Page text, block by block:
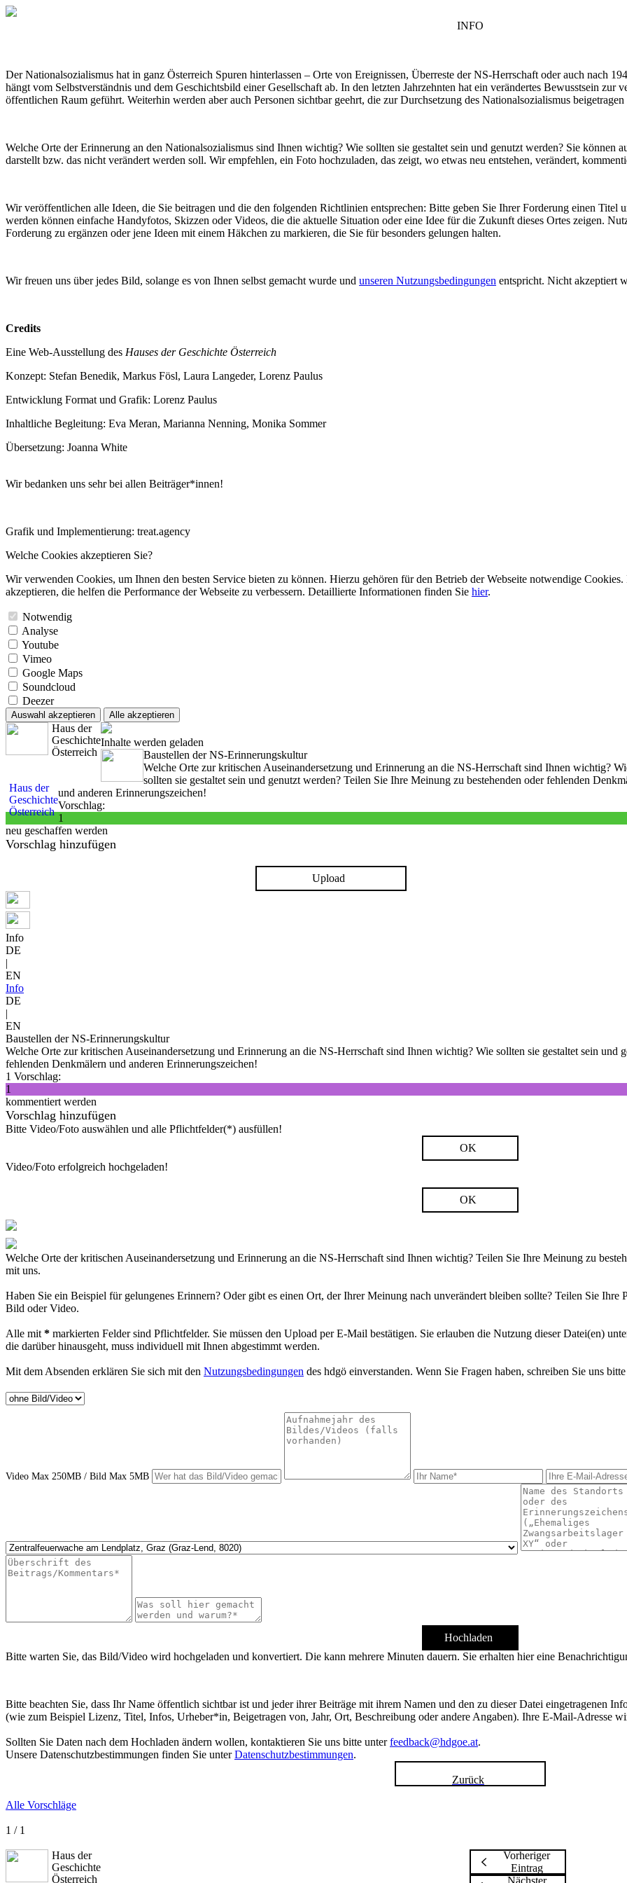
INFO
Der Nationalsozialismus hat in ganz Österreich Spuren hinterlassen – Orte von Ereignissen, Überreste der NS-Herrschaft oder auch nach
hängt vom Selbstverständnis und dem Geschichtsbild einer Gesellschaft ab. In den letzten Jahrzehnten hat ein verändertes Bewusstsein
öffentlichen Raum geführt. Weiterhin werden aber auch Personen sichtbar geehrt, die zur Durchsetzung des Nationalsozialismus
Welche Orte der Erinnerung an den Nationalsozialismus sind Ihnen wichtig? Wie sollten sie gestaltet sein und genutzt werden? Sie können
darstellt bzw. das nicht verändert werden soll. Wir empfehlen, ein Foto hochzuladen, das zeigt, wo etwas neu entstehen, verändert,
Wir veröffentlichen alle Ideen, die Sie beitragen und die den folgenden Richtlinien entsprechen: Bitte geben Sie Ihrer Forderung einen Titel
werden können einfache Handyfotos, Skizzen oder Videos, die die aktuelle Situation oder eine Idee für die Zukunft dieses Ortes zeigen.
Forderung zu ergänzen oder jene Ideen mit einem Häkchen zu markieren, die Sie für besonders gelungen halten.
Wir freuen uns über jedes Bild, solange es von Ihnen selbst gemacht wurde und unseren Nutzungsbedingungen entspricht. Nicht akzeptiert
Credits
Eine Web-Ausstellung des Hauses der Geschichte Österreich
Konzept: Stefan Benedik, Markus Fösl, Laura Langeder, Lorenz Paulus
Entwicklung Format und Grafik: Lorenz Paulus
Inhaltliche Begleitung: Eva Meran, Marianna Nenning, Monika Sommer
Übersetzung: Joanna White
Wir bedanken uns sehr bei allen Beiträger*innen!
Grafik und Implementierung: treat.agency
Welche Cookies akzeptieren Sie?
Wir verwenden Cookies, um Ihnen den besten Service bieten zu können. Hierzu gehören für den Betrieb der Webseite notwendige
akzeptieren, die helfen die Performance der Webseite zu verbessern. Detaillierte Informationen finden Sie hier.
Notwendig
Analyse
Youtube
Vimeo
Google Maps
Soundcloud
Deezer
Auswahl akzeptieren Alle akzeptieren
Haus der
Geschichte
Österreich
Inhalte werden geladen
Haus der
Geschichte
Österreich
Baustellen der NS-Erinnerungskultur
Welche Orte zur kritischen Auseinandersetzung und Erinnerung an die NS-Herrschaft sind Ihnen wichtig?
sollten sie gestaltet sein und genutzt werden? Teilen Sie Ihre Meinung zu bestehenden oder fehlenden
und anderen Erinnerungszeichen!
Vorschlag:
1
neu geschaffen werden
Vorschlag hinzufügen
Upload
Info
DE
|
EN
Info
DE
|
EN
Baustellen der NS-Erinnerungskultur
Welche Orte zur kritischen Auseinandersetzung und Erinnerung an die NS-Herrschaft sind Ihnen wichtig? Wie sollten sie gestaltet sein und
fehlenden Denkmälern und anderen Erinnerungszeichen!
1 Vorschlag:
1
kommentiert werden
Vorschlag hinzufügen
Bitte Video/Foto auswählen und alle Pflichtfelder(*) ausfüllen!
OK
Video/Foto erfolgreich hochgeladen!
OK
Welche Orte der kritischen Auseinandersetzung und Erinnerung an die NS-Herrschaft sind Ihnen wichtig? Teilen Sie Ihre Meinung zu
mit uns.
Haben Sie ein Beispiel für gelungenes Erinnern? Oder gibt es einen Ort, der Ihrer Meinung nach unverändert bleiben sollte? Teilen Sie
Bild oder Video.
Alle mit * markierten Felder sind Pflichtfelder. Sie müssen den Upload per E-Mail bestätigen. Sie erlauben die Nutzung dieser Datei(en)
die darüber hinausgeht, muss individuell mit Ihnen abgestimmt werden.
Mit dem Absenden erklären Sie sich mit den Nutzungsbedingungen des hdgö einverstanden. Wenn Sie Fragen haben, schreiben Sie uns
Video Max 250MB / Bild Max 5MB
Hochladen
Bitte warten Sie, das Bild/Video wird hochgeladen und konvertiert. Die kann mehrere Minuten dauern. Sie erhalten hier eine
Bitte beachten Sie, dass Ihr Name öffentlich sichtbar ist und jeder ihrer Beiträge mit ihrem Namen und den zu dieser Datei eingetragenen
(wie zum Beispiel Lizenz, Titel, Infos, Urheber*in, Beigetragen von, Jahr, Ort, Beschreibung oder andere Angaben). Ihre E-Mail-Adresse
Sollten Sie Daten nach dem Hochladen ändern wollen, kontaktieren Sie uns bitte unterfeedback@hdgoe.at.
Unsere Datenschutzbestimmungen finden Sie unterDatenschutzbestimmungen.
Zurück
Alle Vorschläge
1 / 1
Haus der
Geschichte
Österreich
Vorheriger
Eintrag
Nächster